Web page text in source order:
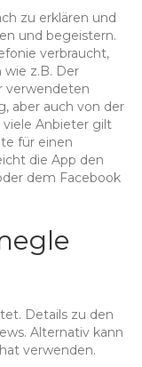
zu erklären und
und begeistern.
verbraucht,
z.B. Der
verwendeten
aber auch von der
viele Anbieter gilt
für einen
die App den
dem Facebook
Details zu den
Alternativ kann
verwenden.